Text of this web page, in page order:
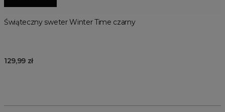
Świąteczny sweter Winter Time czarny
129,99 zł